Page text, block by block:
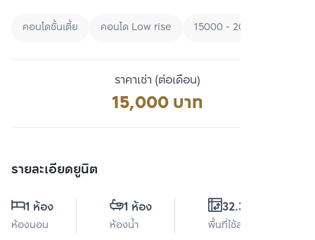
คอนโดชั้นเตี้ย คอนโด Low rise 15000 - 20000
ราคาเช่า (ต่อเดือน)
15,000 บาท
รายละเอียดยูนิต
1 ห้อง
ห้องนอน
1 ห้อง
ห้องน้ำ
32.31 ตร.ม.
พื้นที่ใช้สอย